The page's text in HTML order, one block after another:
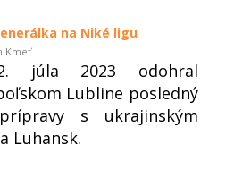
na Niké ligu
Kmeť
júla 2023 odohral
Lubline posledný
s ukrajinským
Luhansk.